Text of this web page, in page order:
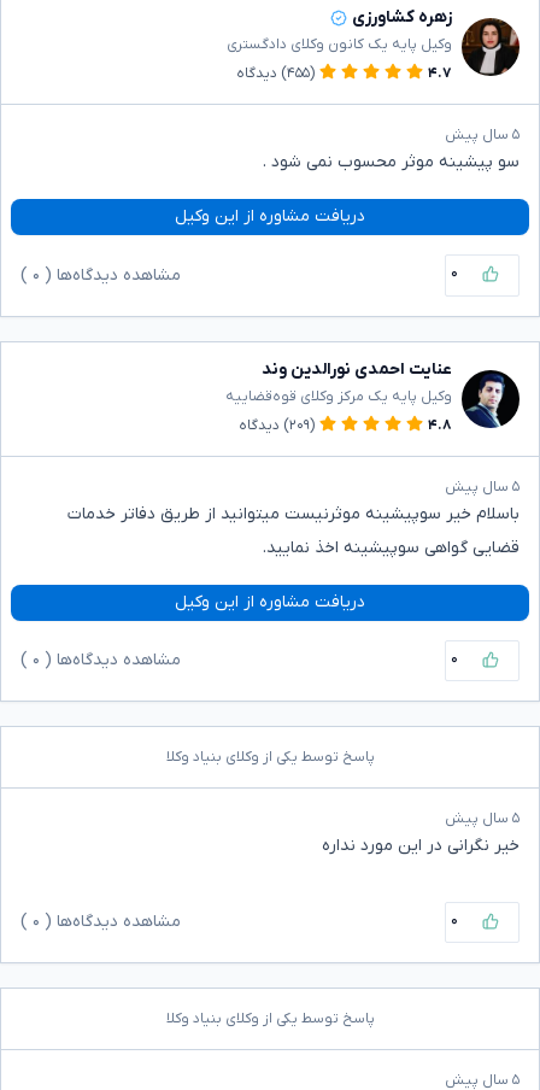
زهره کشاورزی
وکیل پایه یک کانون وکلای دادگستری
۴.۷
(۴۵۵) دیدگاه
۵ سال پیش
سو پیشینه موثر محسوب نمی شود .
دریافت مشاوره از این وکیل
۰ مشاهده دیدگاه‌ها ( ۰
عنایت احمدی نورالدین وند
وکیل پایه یک مرکز وکلای قوه‌قضاییه
۴.۸
(۲۰۹) دیدگاه
۵ سال پیش
باسلام خیر سوپیشینه موثرنیست میتوانید از طریق دفاتر خدمات
قضایی گواهی سوپیشینه اخذ نمایید.
دریافت مشاوره از این وکیل
۰ مشاهده دیدگاه‌ها ( ۰
پاسخ توسط یکی از وکلای بنیاد وکلا
۵ سال پیش
خیر نگرانی در این مورد نداره
۰ مشاهده دیدگاه‌ها ( ۰
پاسخ توسط یکی از وکلای بنیاد وکلا
۵ سال پیش